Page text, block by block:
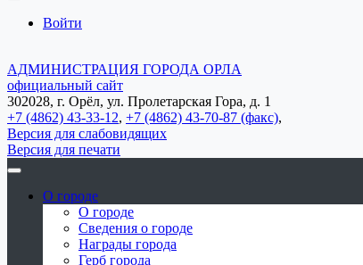
Войти
АДМИНИСТРАЦИЯ ГОРОДА ОРЛА
официальный сайт
302028, г. Орёл, ул. Пролетарская Гора, д. 1
+7 (4862) 43-33-12, +7 (4862) 43-70-87 (факс),
Версия для слабовидящих
Версия для печати
О городе
О городе
Сведения о городе
Награды города
Герб города